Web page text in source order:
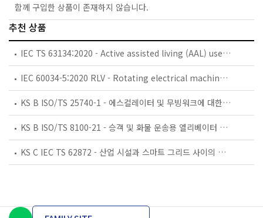
함께 구입한 상품이 존재하지 않습니다.
추천 상품
IEC TS 63134:2020 - Active assisted living (AAL) use cases
IEC 60034-5:2020 RLV - Rotating electrical machines - Part 5: Degrees of protection provided by the integral design of rotating electrical machines (IP code) - Classification
KS B ISO/TS 25740-1 - 에스컬레이터 및 무빙워크에 대한 안전요건 — 제1부: 세계공통 필수 안전요건(GESRs)
KS B ISO/TS 8100-21 - 승객 및 화물 운송용 엘리베이터 —제21부: 세계공통 필수안전요건(GESRs)을 충족하는 세계공통 안전 파라미터(GSPs)
KS C IEC TS 62872 - 산업 시설과 스마트 그리드 사이의 산업 공정 측정, 제어 및 자동화 시스템 인터페이스